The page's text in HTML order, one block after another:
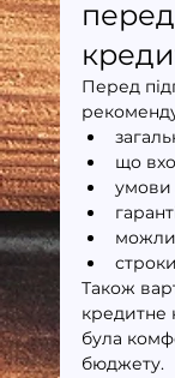
Перед
що
умови
Також
кредитне
була
бюджету.